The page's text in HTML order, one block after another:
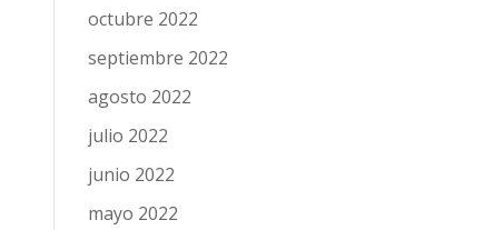
octubre 2022
septiembre 2022
agosto 2022
julio 2022
junio 2022
mayo 2022